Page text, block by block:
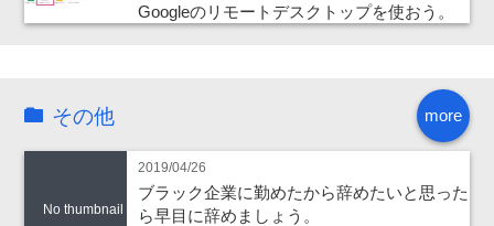
Googleのリモートデスクトップを使おう。
more
その他
No thumbnail
2019/04/26
ブラック企業に勤めたから辞めたいと思った
ら早目に辞めましょう。